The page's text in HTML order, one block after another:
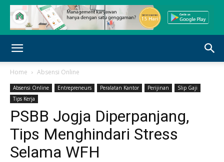
Home Absensi Online
Absensi Online Entrepreneurs Peralatan Kantor Perijinan
Slip Gaji
Tips Kerja
PSBB Jogja Diperpanjang,
Tips Menghindari Stress
Selama WFH